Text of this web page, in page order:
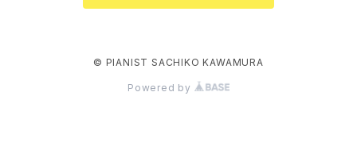
© PIANIST SACHIKO KAWAMURA
Powered by